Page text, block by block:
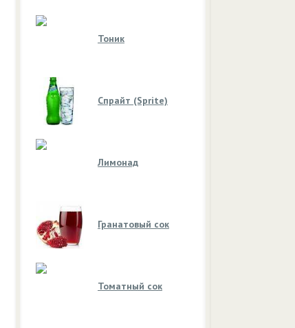
Тоник
Спрайт (Sprite)
Лимонад
Гранатовый сок
Томатный сок